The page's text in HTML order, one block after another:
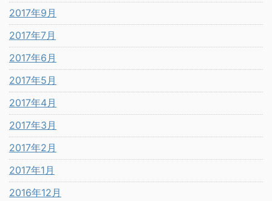
2017年9月
2017年7月
2017年6月
2017年5月
2017年4月
2017年3月
2017年2月
2017年1月
2016年12月